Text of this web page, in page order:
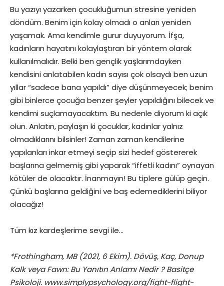
Bu yazıyı yazarken çocukluğumun stresine yeniden
döndüm. Benim için kolay olmadı o anları yeniden
yaşamak. Ama kendimle gurur duyuyorum. İfşa,
kadınların hayatını kolaylaştıran bir yöntem olarak
kullanılmalıdır. Belki ben gençlik yaşlarımdayken
kendisini anlatabilen kadın sayısı çok olsaydı ben uzun
yıllar “sadece bana yapıldı” diye düşünmeyecek; benim
gibi binlerce çocuğa benzer şeyler yapıldığını bilecek ve
kendimi suçlamayacaktım. Bu nedenle diyorum ki açık
olun. Anlatın, paylaşın ki çocuklar, kadınlar yalnız
olmadıklarını bilsinler! Zaman zaman kendilerine
yapılanları inkar etmeyi seçip sizi hedef göstererek
başlarına gelmemiş gibi yaparak “iffetli kadını” oynayan
kötüler de olacaktır. İnanmayın! Bu tiplere gülüp geçin.
Çünkü başlarına geldiğini ve baş edemediklerini biliyor
olacağız!
Tüm kız kardeşlerime sevgi ile…
*Frothingham, MB (2021, 6 Ekim). Dövüş, Kaç, Donup
Kalk veya Fawn: Bu Yanıtın Anlamı Nedir ? Basitçe
Psikoloji. www.simplypsychology.org/fight-flight-